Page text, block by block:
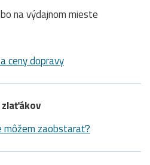
na výdajnom mieste
ceny dopravy
môžem zaobstarať?